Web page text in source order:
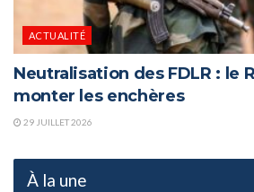
ACTUALITÉ
Neutralisation des FDLR : le
monter les enchères
29 JUILLET 2026
À la une